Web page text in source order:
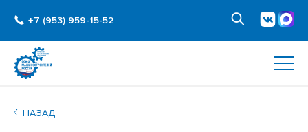
+7 (953) 959-15-52
НАЗАД